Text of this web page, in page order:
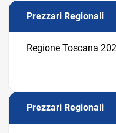
Prezzari Regionali
Regione Toscana
Prezzari Regionali